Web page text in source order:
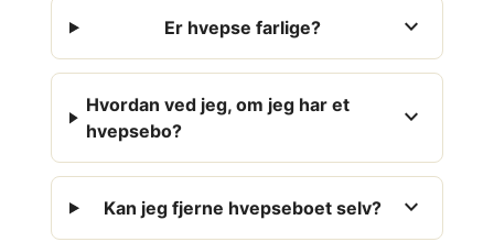
Er hvepse farlige? expand_more
Hvordan ved jeg, om jeg har et
hvepsebo?
expand_more
Kan jeg fjerne hvepseboet selv? expand_more